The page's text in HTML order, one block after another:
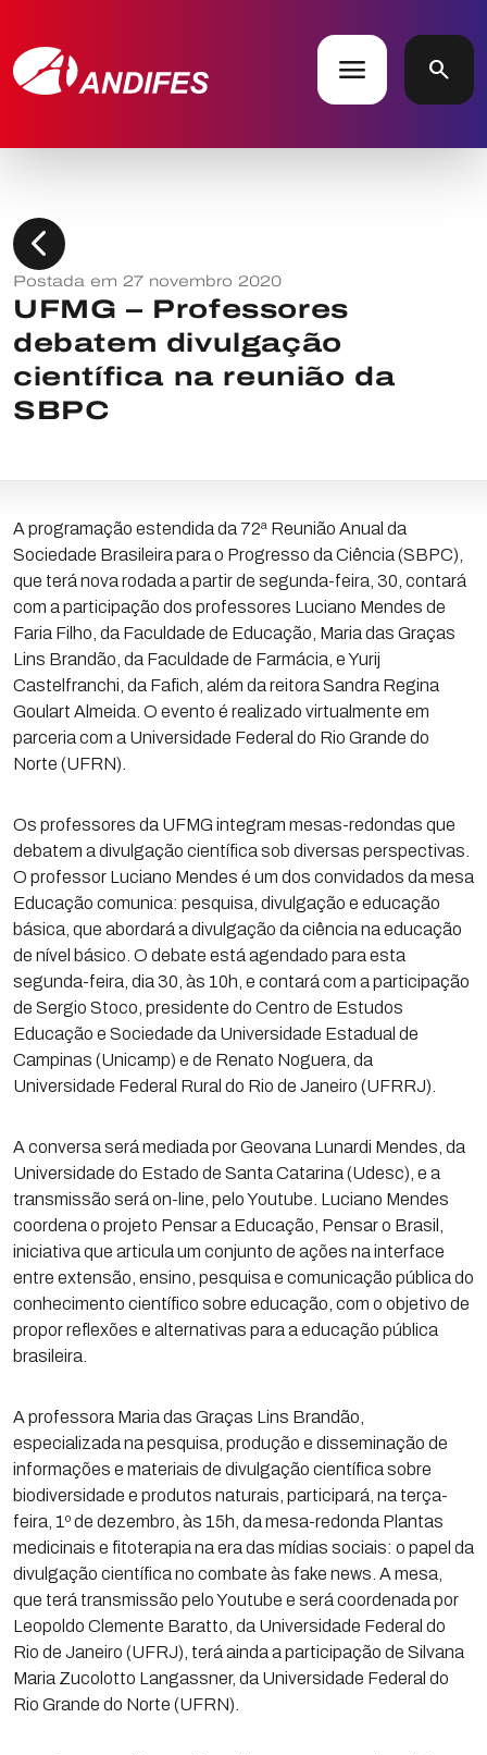
menu search
chevron_left
Postada em 27 novembro 2020
UFMG – Professores
debatem divulgação
científica na reunião da
SBPC
A programação estendida da 72ª Reunião Anual da
Sociedade Brasileira para o Progresso da Ciência (SBPC),
que terá nova rodada a partir de segunda-feira, 30, contará
com a participação dos professores Luciano Mendes de
Faria Filho, da Faculdade de Educação, Maria das Graças
Lins Brandão, da Faculdade de Farmácia, e Yurij
Castelfranchi, da Fafich, além da reitora Sandra Regina
Goulart Almeida. O evento é realizado virtualmente em
parceria com a Universidade Federal do Rio Grande do
Norte (UFRN).
Os professores da UFMG integram mesas-redondas que
debatem a divulgação científica sob diversas perspectivas.
O professor Luciano Mendes é um dos convidados da mesa
Educação comunica: pesquisa, divulgação e educação
básica, que abordará a divulgação da ciência na educação
de nível básico. O debate está agendado para esta
segunda-feira, dia 30, às 10h, e contará com a participação
de Sergio Stoco, presidente do Centro de Estudos
Educação e Sociedade da Universidade Estadual de
Campinas (Unicamp) e de Renato Noguera, da
Universidade Federal Rural do Rio de Janeiro (UFRRJ).
A conversa será mediada por Geovana Lunardi Mendes, da
Universidade do Estado de Santa Catarina (Udesc), e a
transmissão será on-line, pelo Youtube. Luciano Mendes
coordena o projeto Pensar a Educação, Pensar o Brasil,
iniciativa que articula um conjunto de ações na interface
entre extensão, ensino, pesquisa e comunicação pública do
conhecimento científico sobre educação, com o objetivo de
propor reflexões e alternativas para a educação pública
brasileira.
A professora Maria das Graças Lins Brandão,
especializada na pesquisa, produção e disseminação de
informações e materiais de divulgação científica sobre
biodiversidade e produtos naturais, participará, na terça-
feira, 1º de dezembro, às 15h, da mesa-redonda Plantas
medicinais e fitoterapia na era das mídias sociais: o papel da
divulgação científica no combate às fake news. A mesa,
que terá transmissão pelo Youtube e será coordenada por
Leopoldo Clemente Baratto, da Universidade Federal do
Rio de Janeiro (UFRJ), terá ainda a participação de Silvana
Maria Zucolotto Langassner, da Universidade Federal do
Rio Grande do Norte (UFRN).